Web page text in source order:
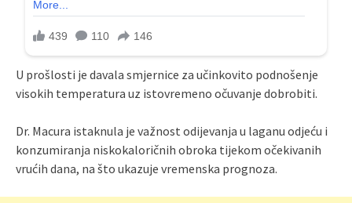
U prošlosti je davala smjernice za učinkovito podnošenje
visokih temperatura uz istovremeno očuvanje dobrobiti.
Dr. Macura istaknula je važnost odijevanja u laganu odjeću i
konzumiranja niskokaloričnih obroka tijekom očekivanih
vrućih dana, na što ukazuje vremenska prognoza.